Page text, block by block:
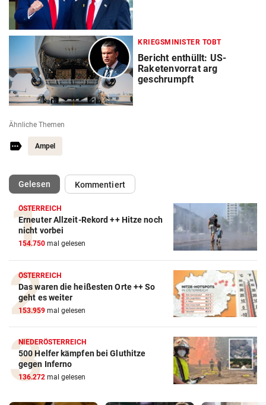
KRIEGSMINISTER TOBT
Bericht enthüllt: US-
Raketenvorrat arg
geschrumpft
Ähnliche Themen
Ampel
Gelesen(ausgewählt)Kommentiert
ÖSTERREICH
Erneuter Allzeit-Rekord ++ Hitze noch
nicht vorbei
154.750 mal gelesen
ÖSTERREICH
Das waren die heißesten Orte ++ So
geht es weiter
153.959 mal gelesen
NIEDERÖSTERREICH
500 Helfer kämpfen bei Gluthitze
gegen Inferno
136.272 mal gelesen